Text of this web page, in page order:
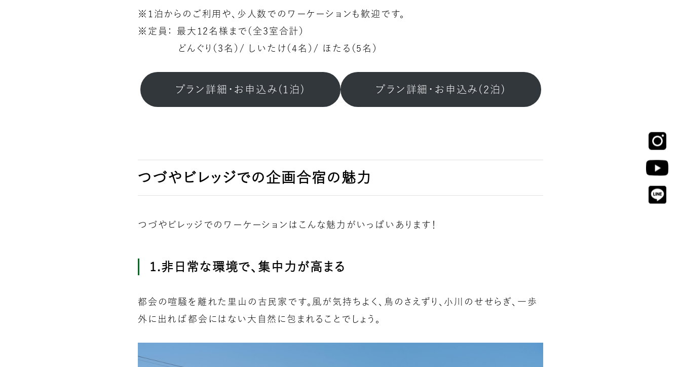
※1泊からのご利用や、少人数でのワーケーションも歓迎です。
※定員： 最大12名様まで（全3室合計）
どんぐり（3名）/ しいたけ（4名）/ ほたる（5名）
プラン詳細・お申込み(1泊) プラン詳細・お申込み(2泊)
つづやビレッジでの企画合宿の魅力
つづやビレッジでのワーケーションはこんな魅力がいっぱいあります！
1.非日常な環境で、集中力が高まる
都会の喧騒を離れた里山の古民家です。風が気持ちよく、鳥のさえずり、小川のせせらぎ、一歩
外に出れば都会にはない大自然に包まれることでしょう。